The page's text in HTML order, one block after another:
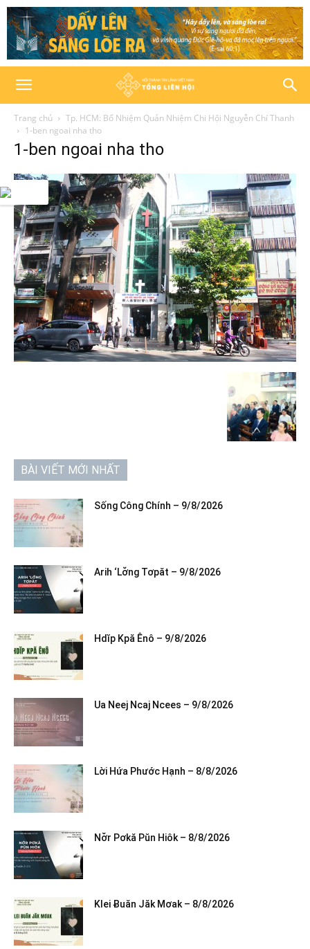
Trang chủ
Tp. HCM: Bổ Nhiệm Quản Nhiệm Chi Hội Nguyễn Chí Thanh
1-ben ngoai nha tho
1-ben ngoai nha tho
BÀI VIẾT MỚI NHẤT
Sống Công Chính – 9/8/2026
Arih ‘Lơ̆ng Tơpăt – 9/8/2026
Hdĭp Kpă Ênô – 9/8/2026
Ua Neej Ncaj Ncees – 9/8/2026
Lời Hứa Phước Hạnh – 8/8/2026
Nơ̆r Pơkă Pŭn Hiôk – 8/8/2026
Klei Ƀuăn Jăk Mơak – 8/8/2026